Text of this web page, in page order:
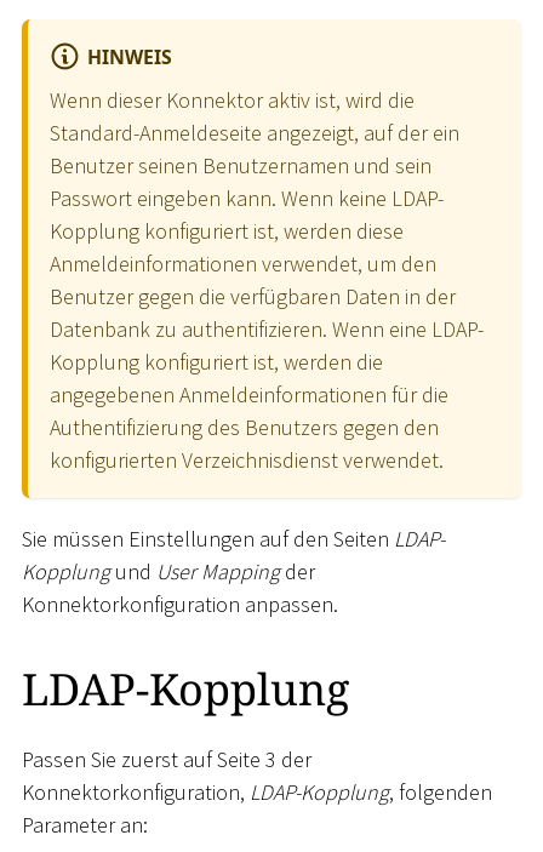
HINWEIS
Wenn dieser Konnektor aktiv ist, wird die
Standard-Anmeldeseite angezeigt, auf der ein
Benutzer seinen Benutzernamen und sein
Passwort eingeben kann. Wenn keine LDAP-
Kopplung konfiguriert ist, werden diese
Anmeldeinformationen verwendet, um den
Benutzer gegen die verfügbaren Daten in der
Datenbank zu authentifizieren. Wenn eine LDAP-
Kopplung konfiguriert ist, werden die
angegebenen Anmeldeinformationen für die
Authentifizierung des Benutzers gegen den
konfigurierten Verzeichnisdienst verwendet.
Sie müssen Einstellungen auf den Seiten LDAP-
Kopplungund User Mappingder
Konnektorkonfiguration anpassen.
LDAP-Kopplung
Passen Sie zuerst auf Seite 3 der
Konnektorkonfiguration, LDAP-Kopplung, folgenden
Parameter an: